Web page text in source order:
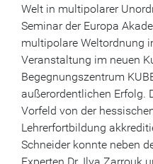
Welt in multipolarer
Seminar der Europa
multipolare Weltordnung
Veranstaltung im neuen
Begegnungszentrum
außerordentlichen Erfolg.
Vorfeld von der
Lehrerfortbildung
Schneider konnte neben